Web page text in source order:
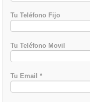
Tu Teléfono Fijo
Tu Teléfono Movil
Tu Email *